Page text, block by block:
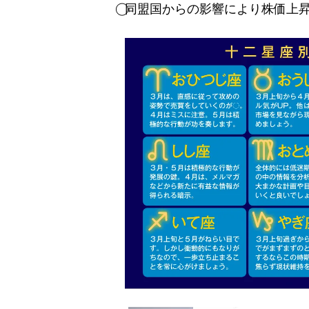
⃝同盟国からの影響により株価上